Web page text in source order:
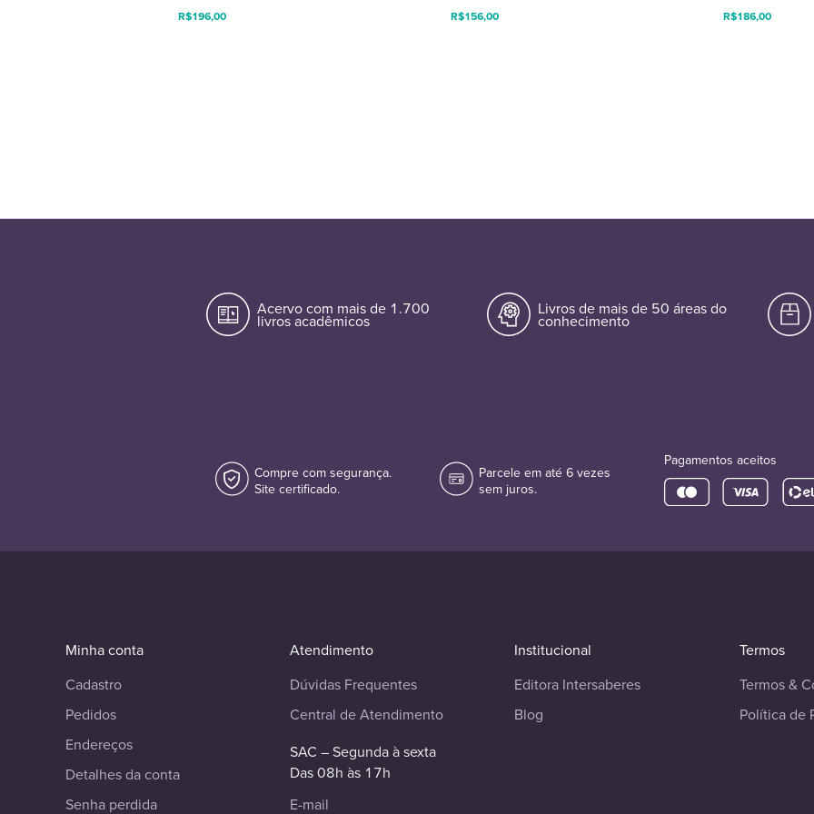
R$196,00 R$156,00 R$186,00
Acervo com mais de 1.700
livros acadêmicos
Livros de mais de 50 áreas do
conhecimento
Compre com segurança.
Site certificado.
Parcele em até 6 vezes
sem juros.
Pagamentos aceitos
Minha conta
Cadastro
Pedidos
Endereços
Detalhes da conta
Senha perdida
Atendimento
Dúvidas Frequentes
Central de Atendimento
SAC – Segunda à sexta
Das 08h às 17h
E-mail
Institucional
Editora Intersaberes
Blog
Termos
Termos &
Política de